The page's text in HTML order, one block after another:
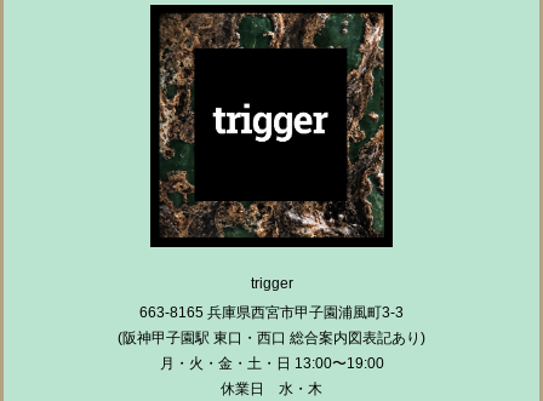
trigger
663-8165 兵庫県西宮市甲子園浦風町3-3
(阪神甲子園駅 東口・西口 総合案内図表記あり)
月・火・金・土・日 13:00〜19:00
休業日 水・木